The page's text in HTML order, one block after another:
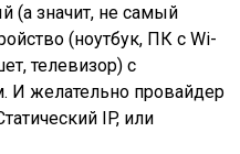
(а значит, не самый
(ноутбук, ПК с Wi-
телевизор) с
желательно провайдер
IP, или